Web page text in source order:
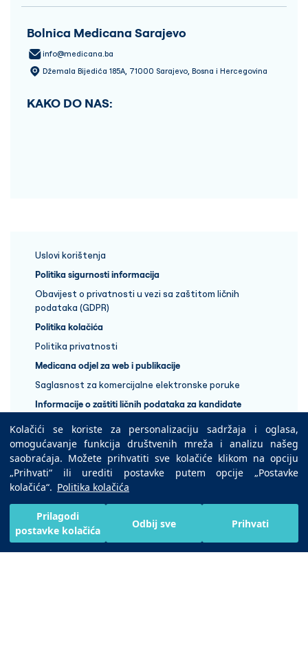
Kolačići se koriste za personalizaciju sadržaja i oglasa,
omogućavanje funkcija društvenih mreža i analizu našeg
saobraćaja. Možete prihvatiti sve kolačiće klikom na opciju
„Prihvati“ ili urediti postavke putem opcije „Postavke
kolačića“. Politika kolačića
Prilagodi
postavke kolačića
Odbij sve Prihvati
Bolnica Medicana Sarajevo
info@medicana.ba
Džemala Bijedića 185A, 71000 Sarajevo, Bosna i Hercegovina
KAKO DO NAS:
Uslovi korištenja
Politika sigurnosti informacija
Obavijest o privatnosti u vezi sa zaštitom ličnih
podataka (GDPR)
Politika kolačića
Politika privatnosti
Medicana odjel za web i publikacije
Saglasnost za komercijalne elektronske poruke
Informacije o zaštiti ličnih podataka za kandidate
+387 33 848 888
Copyright © 2025 Medicana Health Group
Preuzmite na